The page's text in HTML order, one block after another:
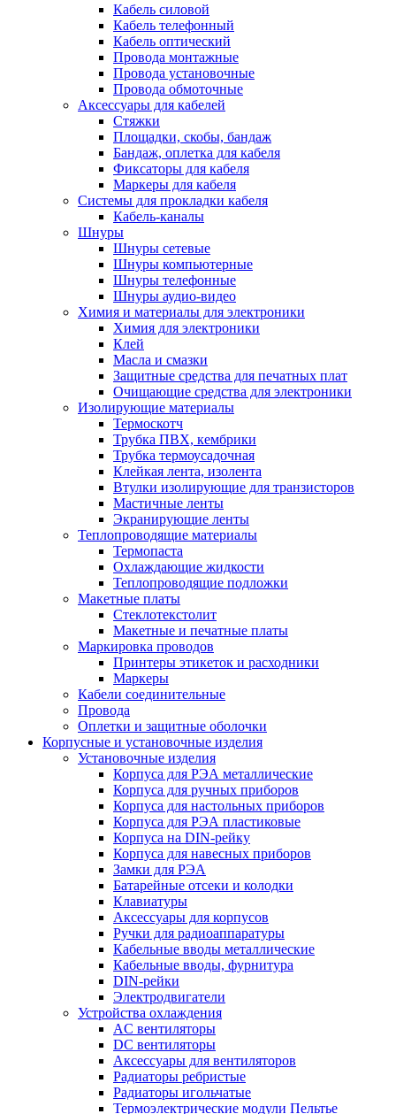
Кабель силовой
Кабель телефонный
Кабель оптический
Провода монтажные
Провода установочные
Провода обмоточные
Аксессуары для кабелей
Стяжки
Площадки, скобы, бандаж
Бандаж, оплетка для кабеля
Фиксаторы для кабеля
Маркеры для кабеля
Системы для прокладки кабеля
Кабель-каналы
Шнуры
Шнуры сетевые
Шнуры компьютерные
Шнуры телефонные
Шнуры аудио-видео
Химия и материалы для электроники
Химия для электроники
Клей
Масла и смазки
Защитные средства для печатных плат
Очищающие средства для электроники
Изолирующие материалы
Термоскотч
Трубка ПВХ, кембрики
Трубка термоусадочная
Клейкая лента, изолента
Втулки изолирующие для транзисторов
Мастичные ленты
Экранирующие ленты
Теплопроводящие материалы
Термопаста
Охлаждающие жидкости
Теплопроводящие подложки
Макетные платы
Стеклотекстолит
Макетные и печатные платы
Маркировка проводов
Принтеры этикеток и расходники
Маркеры
Кабели соединительные
Провода
Оплетки и защитные оболочки
Корпусные и установочные изделия
Установочные изделия
Корпуса для РЭА металлические
Корпуса для ручных приборов
Корпуса для настольных приборов
Корпуса для РЭА пластиковые
Корпуса на DIN-рейку
Корпуса для навесных приборов
Замки для РЭА
Батарейные отсеки и колодки
Клавиатуры
Аксессуары для корпусов
Ручки для радиоаппаратуры
Кабельные вводы металлические
Кабельные вводы, фурнитура
DIN-рейки
Электродвигатели
Устройства охлаждения
AC вентиляторы
DC вентиляторы
Аксессуары для вентиляторов
Радиаторы ребристые
Радиаторы игольчатые
Термоэлектрические модули Пельтье